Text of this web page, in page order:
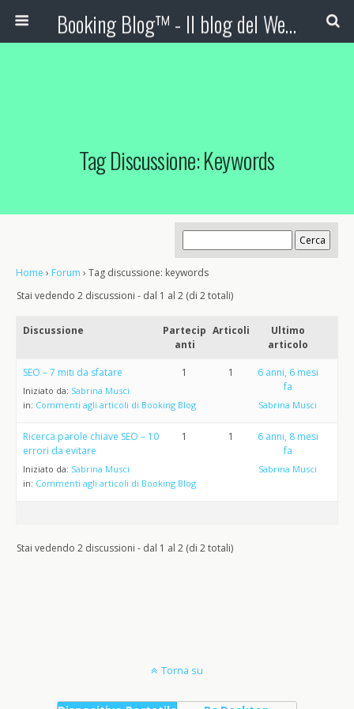
Booking Blog™ - Il blog del Web Marketing Turistico
Tag Discussione: Keywords
Home › Forum › Tag discussione: keywords
Stai vedendo 2 discussioni - dal 1 al 2 (di 2 totali)
Discussione
Partecip
anti
Articoli
Ultimo
articolo
SEO – 7 miti da sfatare
Iniziato da: Sabrina Musci
in: Commenti agli articoli di Booking Blog
1 1
6 anni, 6 mesi
fa
Sabrina Musci
Ricerca parole chiave SEO – 10
errori da evitare
Iniziato da: Sabrina Musci
in: Commenti agli articoli di Booking Blog
1 1
6 anni, 8 mesi
fa
Sabrina Musci
Stai vedendo 2 discussioni - dal 1 al 2 (di 2 totali)
Torna su